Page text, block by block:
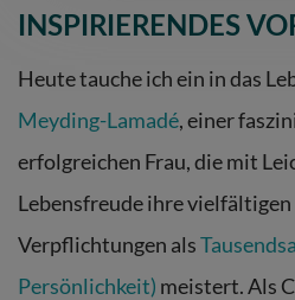
INSPIRIERENDES
Heute tauche ichein in das
Meyding-Lamadé, einer
erfolgreichen Frau, die mit
Lebensfreude ihre
Verpflichtungen als
Persönlichkeit) meistert. Als